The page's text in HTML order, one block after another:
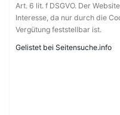
Art. 6 lit. f DSGVO. Der
Interesse, da nur durch die
Vergütung feststellbar ist.
Gelistet bei Seitensuche.info